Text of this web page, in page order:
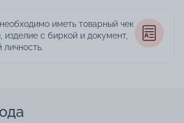
иметь товарный чек
с биркой и документ,